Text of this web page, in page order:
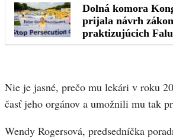
Nie je jasné, prečo mu lekári v roku
časť jeho orgánov a umožnili mu tak
Wendy Rogersová, predsedníčka